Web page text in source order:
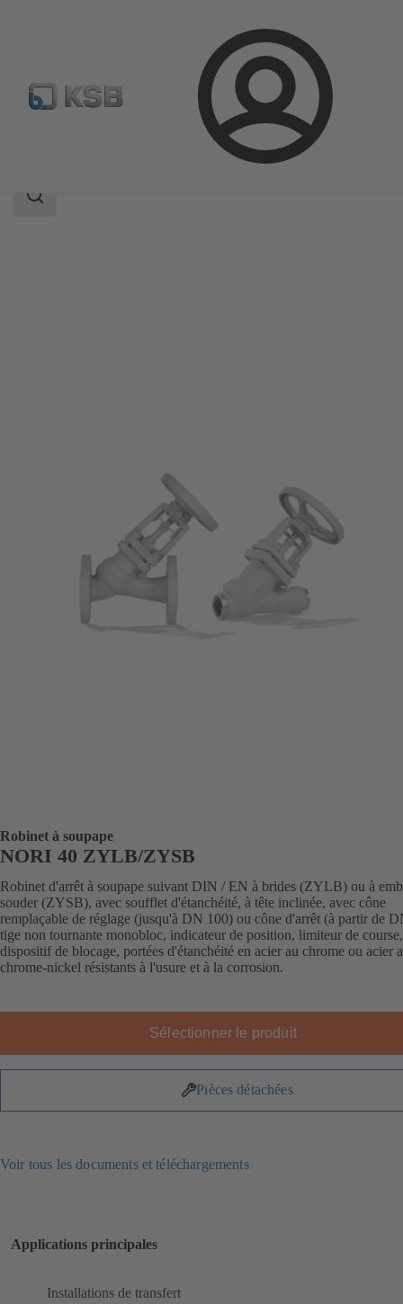
Connexion
Catalogue produits NORI 40 ZYLB/ZYSB
Champ
Robinet à soupape
NORI 40 ZYLB/ZYSB
Robinet d'arrêt à soupape suivant DIN / EN à brides (ZYLB) ou à
souder (ZYSB), avec soufflet d'étanchéité, à tête inclinée, avec cône
remplaçable de réglage (jusqu'à DN 100) ou cône d'arrêt (à partir de
tige non tournante monobloc, indicateur de position, limiteur de course,
dispositif de blocage, portées d'étanchéité en acier au chrome ou acier
chrome-nickel résistants à l'usure et à la corrosion.
Sélectionner le produit
Pièces détachées
Voir tous les documents et téléchargements
Applications principales
Installations de transfert